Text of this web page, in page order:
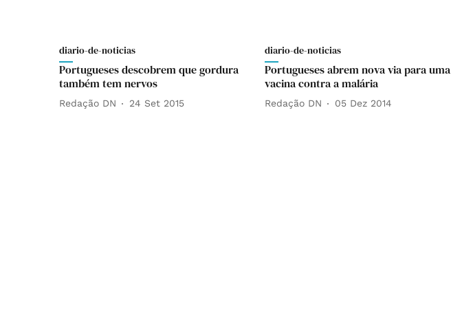
diario-de-noticias
Portugueses descobrem que gordura
também tem nervos
Redação DN 24 Set 2015
diario-de-noticias
Portugueses abrem nova via para uma
vacina contra a malária
Redação DN 05 Dez 2014